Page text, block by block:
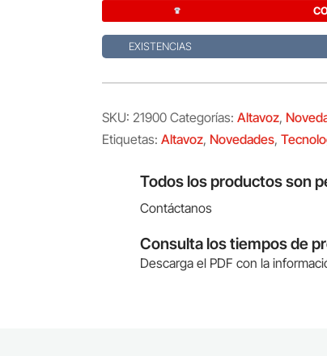
EXISTENCIAS
SKU: 21900 Categorías: Altavoz,
Etiquetas: Altavoz, Novedades,
Todos los productos son
Contáctanos
Consulta los tiempos de
Descarga el PDF con la